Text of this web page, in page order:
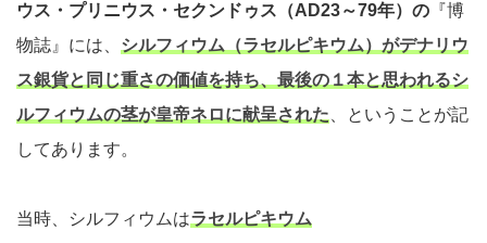
ウス・プリニウス・セクンドゥス （AD23～79年）の 『博
物誌』には、 シルフィウム（ラセルピキウム）がデナリウ
ス銀貨と同じ重さの価値を持ち、最後の１本と思われるシ
ルフィウムの茎が皇帝ネロに献呈された、ということが記
してあります。
当時、シルフィウムはラセルピキウム